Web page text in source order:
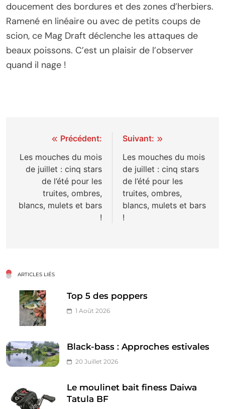
doucement des bordures et des zones d’herbiers.
Ramené en linéaire ou avec de petits coups de
scion, ce Mag Draft déclenche les attaques de
beaux poissons. C’est un plaisir de l’observer
quand il nage !
Navigation
de
l’article
Précédent:
Les mouches du mois
de juillet : cinq stars
de l’été pour les
truites, ombres,
blancs, mulets et bars
!
Suivant:
Les mouches du mois
de juillet : cinq stars
de l’été pour les
truites, ombres,
blancs, mulets et bars
!
ARTICLES LIÉS
Top 5 des poppers
1 Août 2026
Black-bass : Approches estivales
20 Juillet 2026
Le moulinet bait finess Daiwa
Tatula BF